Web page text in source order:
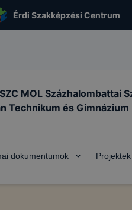
Érdi Szakképzési Centrum
MOL Százhalombattai
Technikum és Gimnázium
dokumentumok Projektek